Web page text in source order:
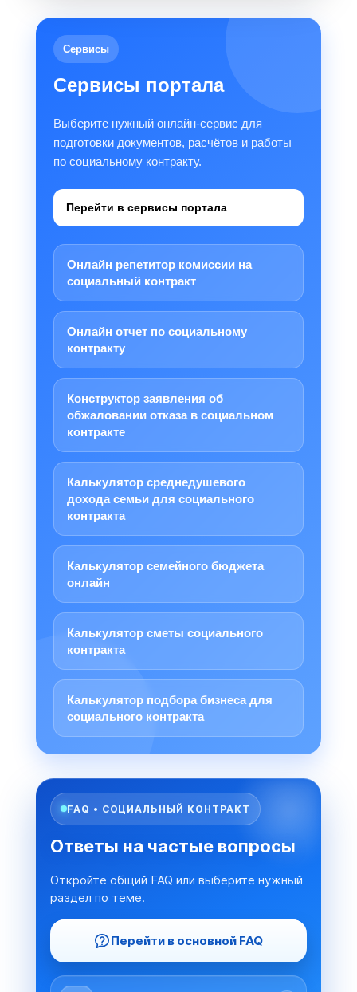
Сервисы
Сервисы портала
Выберите нужный онлайн-сервис для
подготовки документов, расчётов и работы
по социальному контракту.
Перейти в сервисы портала
Онлайн репетитор комиссии на
социальный контракт
Онлайн отчет по социальному
контракту
Конструктор заявления об
обжаловании отказа в социальном
контракте
Калькулятор среднедушевого
дохода семьи для социального
контракта
Калькулятор семейного бюджета
онлайн
Калькулятор сметы социального
контракта
Калькулятор подбора бизнеса для
социального контракта
FAQ • СОЦИАЛЬНЫЙ КОНТРАКТ
Ответы на частые вопросы
Откройте общий FAQ или выберите нужный
раздел по теме.
Перейти в основной FAQ